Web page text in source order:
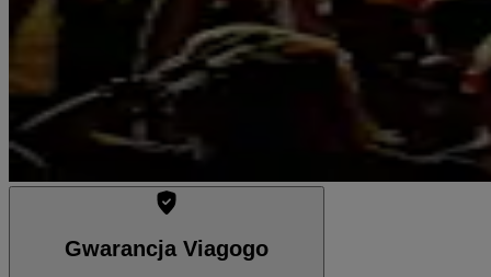
Gwarancja Viagogo